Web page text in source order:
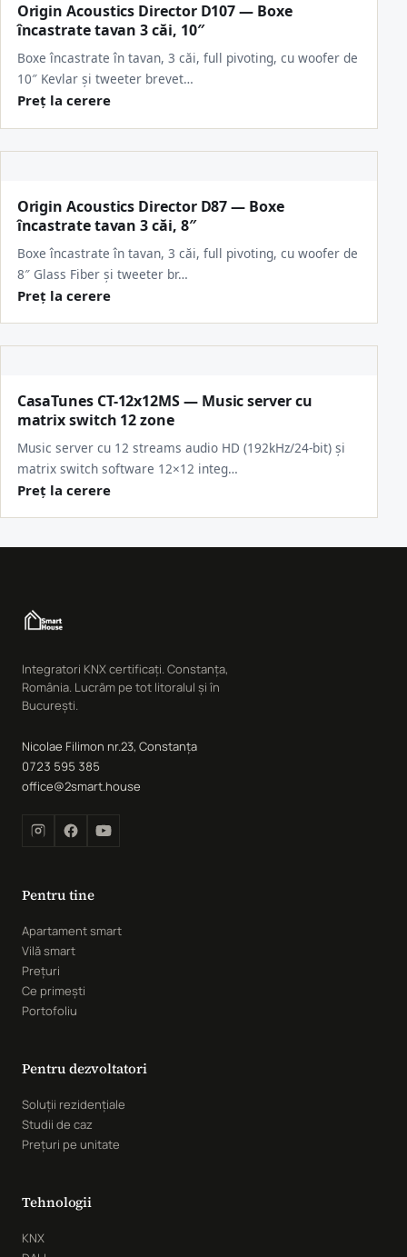
Origin Acoustics Director D107 — Boxe
încastrate tavan 3 căi, 10″
Boxe încastrate în tavan, 3 căi, full pivoting, cu woofer de
10″ Kevlar și tweeter brevet…
Preț la cerere
Origin Acoustics Director D87 — Boxe
încastrate tavan 3 căi, 8″
Boxe încastrate în tavan, 3 căi, full pivoting, cu woofer de
8″ Glass Fiber și tweeter br…
Preț la cerere
CasaTunes CT-12x12MS — Music server cu
matrix switch 12 zone
Music server cu 12 streams audio HD (192kHz/24-bit) și
matrix switch software 12×12 integ…
Preț la cerere
Integratori KNX certificați. Constanța,
România. Lucrăm pe tot litoralul și în
București.
Nicolae Filimon nr.23, Constanța
0723 595 385
office@2smart.house
Pentru tine
Apartament smart
Vilă smart
Prețuri
Ce primești
Portofoliu
Pentru dezvoltatori
Soluții rezidențiale
Studii de caz
Prețuri pe unitate
Tehnologii
KNX